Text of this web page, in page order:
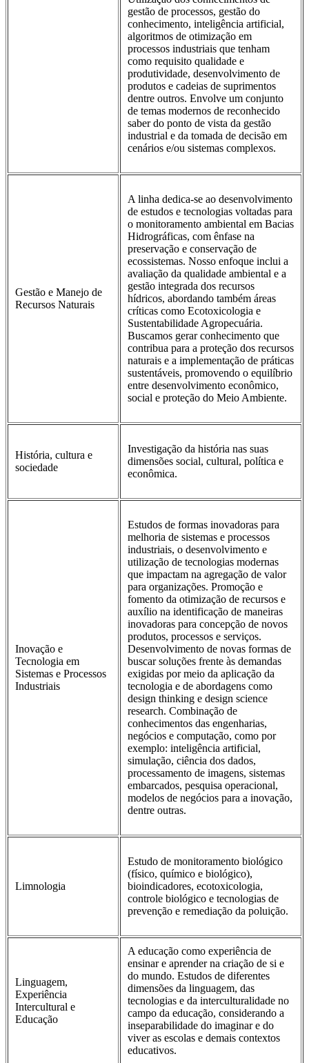
gestão de processos, gestão do
conhecimento, inteligência artificial,
algoritmos de otimização em
processos industriais que tenham
como requisito qualidade e
produtividade, desenvolvimento de
produtos e cadeias de suprimentos
dentre outros. Envolve um conjunto
de temas modernos de reconhecido
saber do ponto de vista da gestão
industrial e da tomada de decisão em
cenários e/ou sistemas complexos.
Gestão e Manejo de
Recursos Naturais
A linha dedica-se ao desenvolvimento
de estudos e tecnologias voltadas para
o monitoramento ambiental em Bacias
Hidrográficas, com ênfase na
preservação e conservação de
ecossistemas. Nosso enfoque inclui a
avaliação da qualidade ambiental e a
gestão integrada dos recursos
hídricos, abordando também áreas
críticas como Ecotoxicologia e
Sustentabilidade Agropecuária.
Buscamos gerar conhecimento que
contribua para a proteção dos recursos
naturais e a implementação de práticas
sustentáveis, promovendo o equilíbrio
entre desenvolvimento econômico,
social e proteção do Meio Ambiente.
História, cultura e
sociedade
Investigação da história nas suas
dimensões social, cultural, política e
econômica.
Inovação e
Tecnologia em
Sistemas e Processos
Industriais
Estudos de formas inovadoras para
melhoria de sistemas e processos
industriais, o desenvolvimento e
utilização de tecnologias modernas
que impactam na agregação de valor
para organizações. Promoção e
fomento da otimização de recursos e
auxílio na identificação de maneiras
inovadoras para concepção de novos
produtos, processos e serviços.
Desenvolvimento de novas formas de
buscar soluções frente às demandas
exigidas por meio da aplicação da
tecnologia e de abordagens como
design thinking e design science
research. Combinação de
conhecimentos das engenharias,
negócios e computação, como por
exemplo: inteligência artificial,
simulação, ciência dos dados,
processamento de imagens, sistemas
embarcados, pesquisa operacional,
modelos de negócios para a inovação,
dentre outras.
Limnologia
Estudo de monitoramento biológico
(físico, químico e biológico),
bioindicadores, ecotoxicologia,
controle biológico e tecnologias de
prevenção e remediação da poluição.
Linguagem,
Experiência
Intercultural e
Educação
A educação como experiência de
ensinar e aprender na criação de si e
do mundo. Estudos de diferentes
dimensões da linguagem, das
tecnologias e da interculturalidade no
campo da educação, considerando a
inseparabilidade do imaginar e do
viver as escolas e demais contextos
educativos.